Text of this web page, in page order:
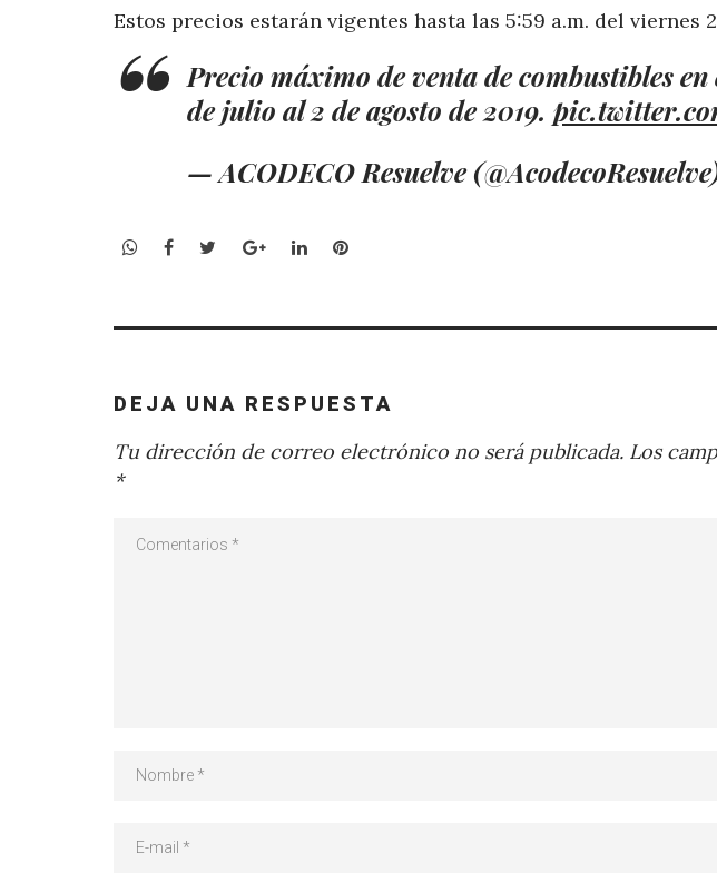
Estos precios estarán vigentes hasta las 5:59 a.m. del viernes
Precio máximo de venta de combustibles en
de julio al 2 de agosto de 2019.
— ACODECO Resuelve
WhatsApp
Facebook
TwitterGoogle+LinkedInPinterest
DEJA UNA RESPUESTA
Tu dirección de correo electrónico no será publicada. Los
*